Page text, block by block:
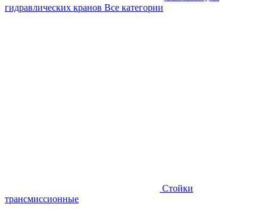
гидравлических кранов Все категории
Стойки
трансмиссионные